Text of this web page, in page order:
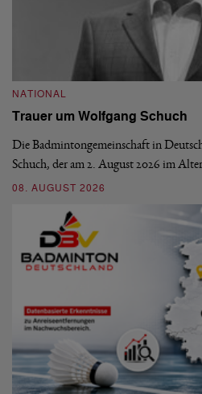
NATIONAL
Trauer um Wolfgang Schuch
Die Badmintongemeinschaft in
Schuch, der am 2. August 2026 im
08. AUGUST 2026